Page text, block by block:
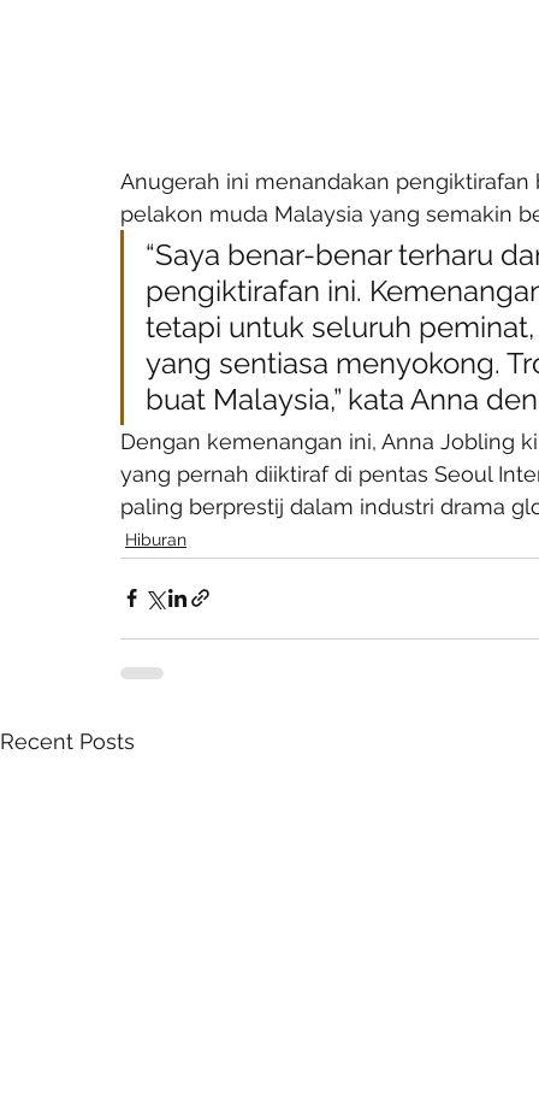
Anugerah ini menandakan
pelakon muda Malaysia yang semakin
“Saya benar-benar terharu
pengiktirafan ini.
tetapi untuk seluruh
yang sentiasa menyokong.
buat Malaysia,” kata Anna
Dengan kemenangan ini, Anna Jobling
yang pernah diiktiraf di pentas Seoul
paling berprestij dalam industri drama
Hiburan
Recent Posts